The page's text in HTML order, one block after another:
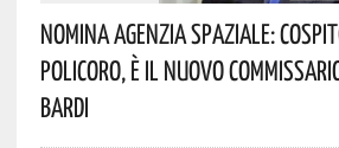
Nomina Agenzia Spaziale:
Policoro, È Il Nuovo
Bardi